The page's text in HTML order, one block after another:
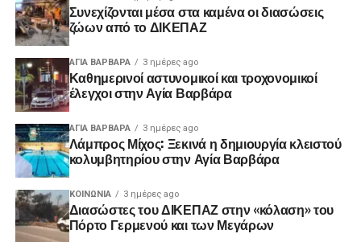
Συνεχίζονται μέσα στα καμένα οι διασώσεις
ζώων από το ΔΙΚΕΠΑΖ
ΑΓΙΑ ΒΑΡΒΑΡΑ 3 ημέρες ago
Καθημερινοί αστυνομικοί και τροχονομικοί
έλεγχοι στην Αγία Βαρβάρα
ΑΓΙΑ ΒΑΡΒΑΡΑ 3 ημέρες ago
Λάμπρος Μίχος: Ξεκινά η δημιουργία κλειστού
κολυμβητηρίου στην Αγία Βαρβάρα
ΚΟΙΝΩΝΊΑ 3 ημέρες ago
Διασώστες του ΔΙΚΕΠΑΖ στην «κόλαση» του
Πόρτο Γερμενού και των Μεγάρων